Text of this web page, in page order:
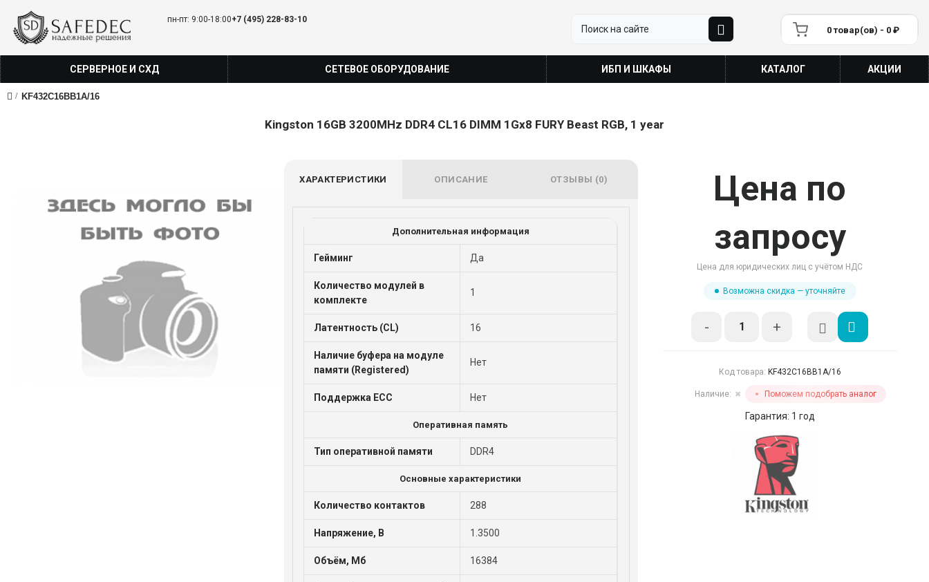
пн-пт: 9:00-18:00+7 (495) 228-83-10
0 товар(ов) - 0 ₽
СЕРВЕРНОЕ И СХД СЕТЕВОЕ ОБОРУДОВАНИЕ ИБП И ШКАФЫ КАТАЛОГ АКЦИИ
KF432C16BB1A/16
Kingston 16GB 3200MHz DDR4 CL16 DIMM 1Gx8 FURY Beast RGB, 1 year
ХАРАКТЕРИСТИКИ ОПИСАНИЕ ОТЗЫВЫ (0)
Дополнительная информация
Гейминг Да
Количество модулей в
комплекте
1
Латентность (CL) 16
Наличие буфера на модуле
памяти (Registered)
Нет
Поддержка ECC Нет
Оперативная память
Тип оперативной памяти DDR4
Основные характеристики
Количество контактов 288
Напряжение, В 1.3500
Объём, Мб 16384
Цена по
запросу
Цена для юридических лиц с учётом НДС
Возможна скидка — уточняйте
- +
Код товара: KF432C16BB1A/16
Наличие: ✖ Поможем подобрать аналог
Гарантия: 1 год